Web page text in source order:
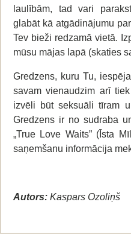
laulībām, tad vari
glabāt kā atgādinājumu
Tev bieži redzamā vietā.
mūsu mājas lapā (skaties
Gredzens, kuru Tu,
savam vienaudzim arī
izvēli būt seksuāli tīram
Gredzens ir no sudraba
„True Love Waits” (Īsta
saņemšanu informācija
Autors: Kaspars Ozoliņš